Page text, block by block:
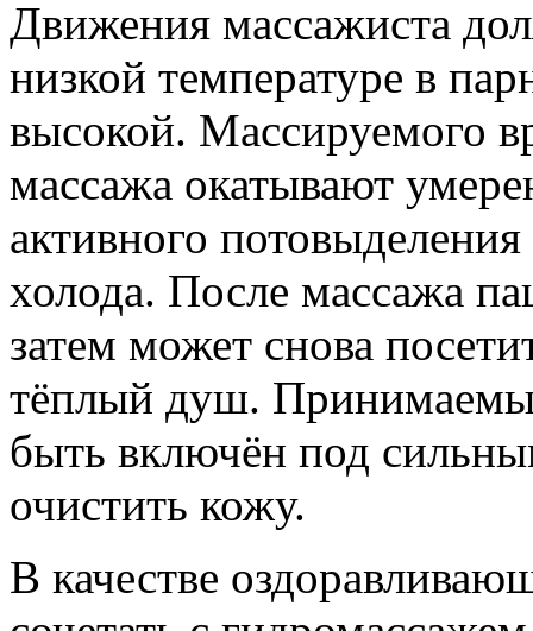
Движения массажиста
низкой температуре в
высокой. Массируемого
массажа окатывают
активного
холода. После массажа
затем может снова
тёплый душ.
быть включён под
очистить кожу.
В качестве